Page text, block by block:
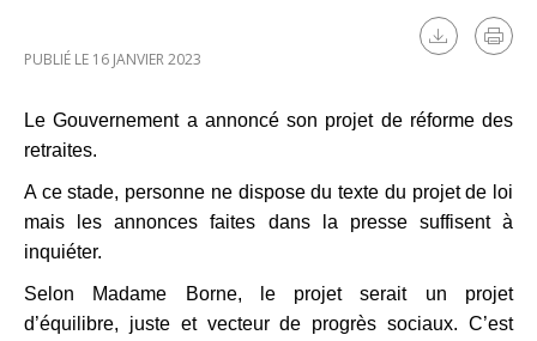
PUBLIÉ LE 16 JANVIER 2023
Le Gouvernement a annoncé son projet de réforme des
retraites.
A ce stade, personne ne dispose du texte du projet de loi
mais les annonces faites dans la presse suffisent à
inquiéter.
Selon Madame Borne, le projet serait un projet
d’équilibre, juste et vecteur de progrès sociaux. C’est